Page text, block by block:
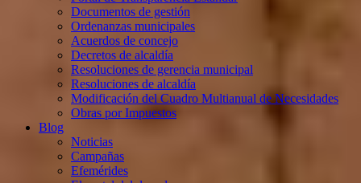
Documentos de gestión
Ordenanzas municipales
Acuerdos de concejo
Decretos de alcaldía
Resoluciones de gerencia municipal
Resoluciones de alcaldía
Modificación del Cuadro Multianual de Necesidades
Obras por Impuestos
Blog
Noticias
Campañas
Efemérides